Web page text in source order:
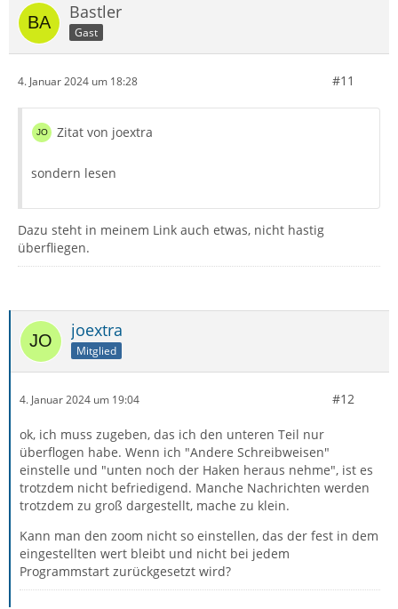
Bastler
Gast
4. Januar 2024 um 18:28 #11
Zitat von joextra
sondern lesen
Dazu steht in meinem Link auch etwas, nicht hastig
überfliegen.
joextra
Mitglied
4. Januar 2024 um 19:04 #12
ok, ich muss zugeben, das ich den unteren Teil nur
überflogen habe. Wenn ich "Andere Schreibweisen"
einstelle und "unten noch der Haken heraus nehme", ist es
trotzdem nicht befriedigend. Manche Nachrichten werden
trotzdem zu groß dargestellt, mache zu klein.
Kann man den zoom nicht so einstellen, das der fest in dem
eingestellten wert bleibt und nicht bei jedem
Programmstart zurückgesetzt wird?